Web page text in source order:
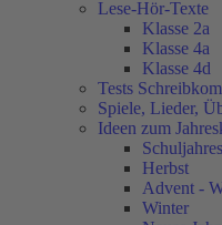
Lese-Hör-Texte
Klasse 2a
Klasse 4a
Klasse 4d
Tests
Spiele, Lieder,
Ideen zum
Herbst
Advent -
Winter